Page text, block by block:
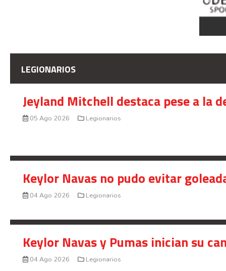
LEGIONARIOS
Jeyland Mitchell destaca pese a la
05 Ago 2026 Legionarios
Keylor Navas no pudo evitar
04 Ago 2026 Legionarios
Keylor Navas y Pumas inician su
04 Ago 2026 Legionarios